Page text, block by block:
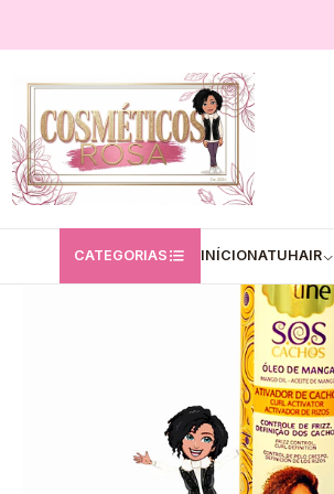
CATEGORIAS INÍCIONATUHAIR